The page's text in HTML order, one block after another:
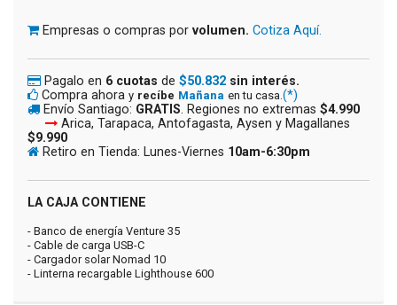
Empresas o compras por volumen. Cotiza Aquí.
Pagalo en 6 cuotas de $50.832 sin interés.
Compra ahora y recíbe Mañana en tu casa.(*)
Envío Santiago: GRATIS. Regiones no extremas $4.990
Arica, Tarapaca, Antofagasta, Aysen y Magallanes
$9.990
Retiro en Tienda: Lunes-Viernes 10am-6:30pm
LA CAJA CONTIENE
- Banco de energía Venture 35
- Cable de carga USB-C
- Cargador solar Nomad 10
- Linterna recargable Lighthouse 600